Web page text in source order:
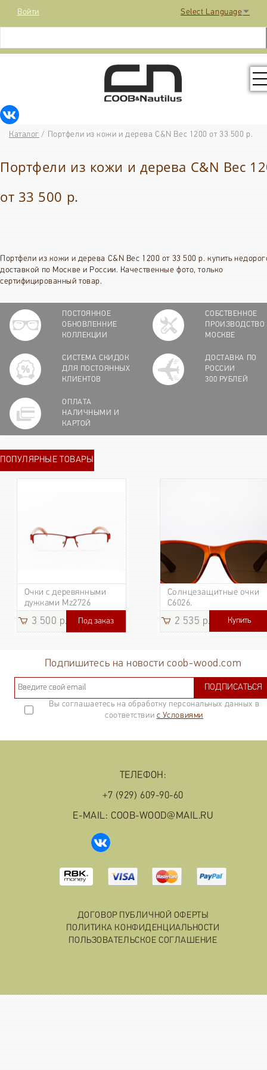
Select Language ▼
Войти
Каталог / Портфели из кожи и дерева C&N Вес 1200 от 33 500 р.
Портфели из кожи и дерева C&N Вес
от 33 500 р.
Портфели из кожи и дерева C&N Вес 1200 от 33 500 р. купить
доставкой по Москве и России. Качественные фото, только
сертифицированный товар.
ПОСТОЯННОЕ
ОБНОВЛЕННИЕ
КОЛЛЕКЦИИ
СОБСТВЕННОЕ
ПРОИЗВОДСТВО
МОСКВЕ
СИСТЕМА СКИДОК
ДЛЯ ПОСТОЯННЫХ
КЛИЕНТОВ
ДОСТАВКА ПО
РОССИИ
300 РУБЛЕЙ
ОПЛАТА
НАЛИЧНЫМИ И
КАРТОЙ
ПОПУЛЯРНЫЕ ТОВАРЫ
Очки с деревянными
дужками Mz2726
3 500 р. Под заказ
Солнцезащитные очки
C6026.
2 535 р. 3 185
Купить
Подпишитесь на новости coob-wood.com
ПОДПИСАТЬСЯ
Вы соглашаетесь на обработку персональных данных в
соответствии с Условиями
ТЕЛЕФОН:
+7 (929) 609-90-60
E-MAIL: COOB-WOOD@MAIL.RU
ДОГОВОР ПУБЛИЧНОЙ ОФЕРТЫ
ПОЛИТИКА КОНФИДЕНЦИАЛЬНОСТИ
ПОЛЬЗОВАТЕЛЬСКОЕ СОГЛАШЕНИЕ